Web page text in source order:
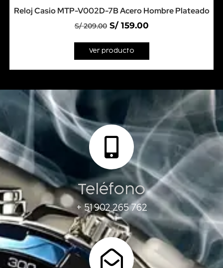
Reloj Casio MTP-V002D-7B Acero Hombre Plateado
S/209.00 S/159.00
Ver producto
Teléfono
+ 51 902 265 762